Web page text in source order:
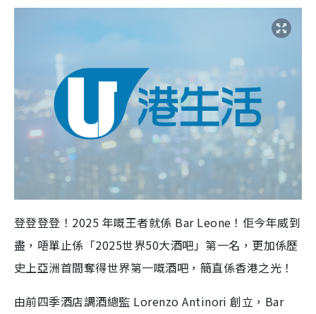
登登登登！2025 年嘅王者就係 Bar Leone！佢今年威到
盡，唔單止係「2025世界50大酒吧」第一名，更加係歷
史上亞洲首間奪得世界第一嘅酒吧，簡直係香港之光！
由前四季酒店調酒總監 Lorenzo Antinori 創立，Bar